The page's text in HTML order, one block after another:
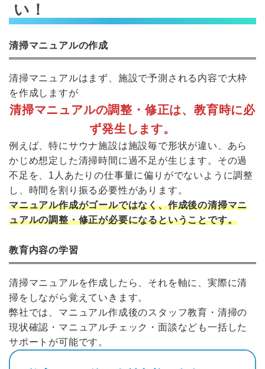
い！
清掃マニュアルの作成
清掃マニュアルはまず、施設で予測される内容で大枠
を作成しますが
清掃マニュアルの調整・修正は、教育時に必
ず発生します。
例えば、特にサウナ施設は施設毎で形状が違い、あら
かじめ想定した清掃時間に過不足が生じます。その過
不足を、1人あたりの仕事量に偏りがでないように調整
し、時間を割り振る必要性があります。
マニュアル作成がゴールではなく、作成後の清掃マニ
ュアルの調整・修正が必要になるということです。
教育内容の学習
清掃マニュアルを作成したら、それを軸に、実際に清
掃をしながら覚えていきます。
弊社では、マニュアル作成後のスタッフ教育・清掃の
現状確認・マニュアルチェック・面談なども一括した
サポートが可能です。